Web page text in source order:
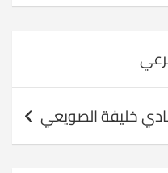
خليفة الصويعي